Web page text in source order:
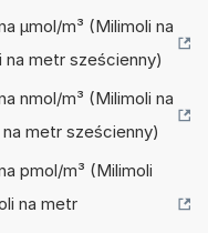
µmol/m³ (Milimoli na
metr sześcienny)
nmol/m³ (Milimoli na
metr sześcienny)
pmol/m³ (Milimoli
na metr